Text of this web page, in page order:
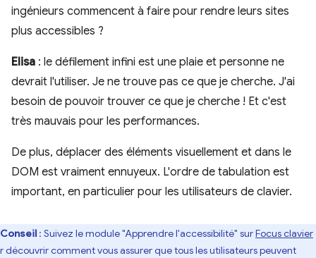
ingénieurs commencent à faire pour rendre leurs sites
plus accessibles ?
Elisa : le défilement infini est une plaie et personne ne
devrait l'utiliser. Je ne trouve pas ce que je cherche. J'ai
besoin de pouvoir trouver ce que je cherche ! Et c'est
très mauvais pour les performances.
De plus, déplacer des éléments visuellement et dans le
DOM est vraiment ennuyeux. L'ordre de tabulation est
important, en particulier pour les utilisateurs de clavier.
Conseil : Suivez le module "Apprendre l'accessibilité" surFocus clavier
découvrir comment vous assurer que tous les utilisateurs peuvent